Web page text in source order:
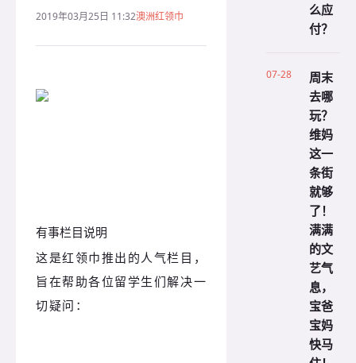
2019年03月25日 11:32澳洲红领巾
有事栏目说明
这是红领巾推出的人气栏目，
旨在帮助各位留学生们解决一
切疑问：
么应
付？
07-28
周末
去哪
玩？
维妈
这一
条街
就够
了！
满满
的文
艺气
息，
宝爸
宝妈
快马